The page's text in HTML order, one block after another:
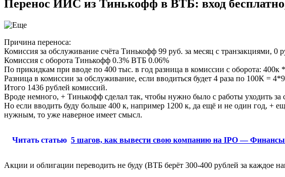
Перенос ИИС из Тинькофф в ВТБ: вход
Причина переноса:
Комиссия за обслуживание счёта Тинькофф 99 руб. за месяц с транзакциями, 0
Комиссия с оборота Тинькофф 0.3% ВТБ 0.06%
По прикидкам при вводе по 400 тыс. в год разница в комиссии с оборота:
Разница в комиссии за обслуживание, если вводиться будет 4 раза по 100К =
Итого 1436 рублей комиссий.
Вроде немного, + Тинькофф сделал так, чтобы нужно было с работы уходить
Но если вводить буду больше 400 к, например 1200 к, да ещё и не один год, +
нужным, то уже наверное имеет смысл.
Читать статью 5 шагов, как вывести свою компанию на IPO — Финансы
Акции и облигации переводить не буду (ВТБ берёт 300-400 рублей за каждое